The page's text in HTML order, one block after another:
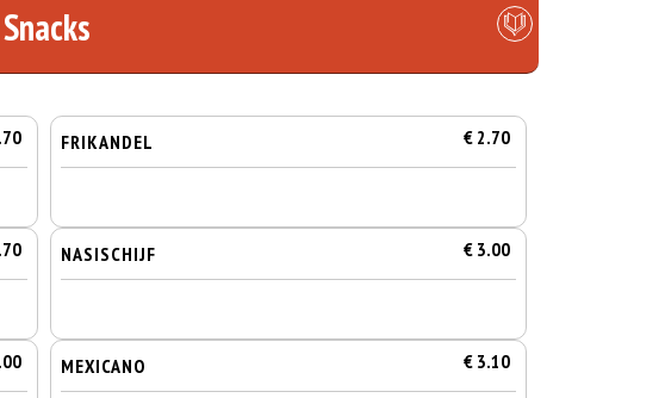
Snacks
FRIKANDEL € 2.70
NASISCHIJF € 3.00
MEXICANO € 3.10